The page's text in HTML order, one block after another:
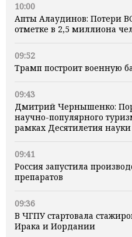
10:00
Апты Алаудинов: Потери
отметке в 2,5 миллиона
09:52
Трамп построит военную
09:43
Дмитрий Чернышенко:
научно-популярного
рамках Десятилетия
09:41
Россия запустила
препаратов
09:36
В ЧГПУ стартовала
Ирака и Иордании